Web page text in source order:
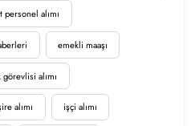
personel alımı
emekli maaşı
alımı
alımı işçi alımı